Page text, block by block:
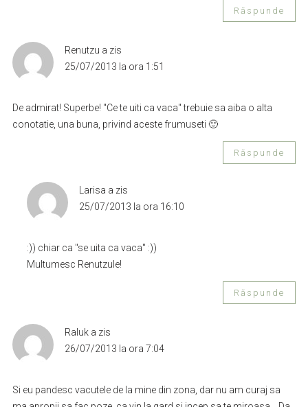
Răspunde
Renutzu a zis
25/07/2013 la ora 1:51
De admirat! Superbe! "Ce te uiti ca vaca" trebuie sa aiba o alta
conotatie, una buna, privind aceste frumuseti 🙂
Răspunde
Larisa a zis
25/07/2013 la ora 16:10
:)) chiar ca "se uita ca vaca" :))
Multumesc Renutzule!
Răspunde
Raluk a zis
26/07/2013 la ora 7:04
Si eu pandesc vacutele de la mine din zona, dar nu am curaj sa